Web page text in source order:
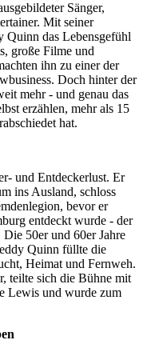
Sänger,
Mit seiner
Quinn das Lebensgefühl
große Filme und
ihn zu einer der
Doch hinter der
mehr - und genau das
erzählen, mehr als 15
hat.
und Entdeckerlust. Er
ins Ausland, schloss
bevor er
entdeckt wurde - der
50er und 60er Jahre
Quinn füllte die
Heimat und Fernweh.
teilte sich die Bühne mit
Lewis und wurde zum